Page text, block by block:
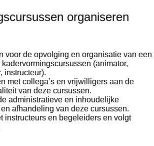
organiseren
voor de opvolging en organisatie van een
(animator,
instructeur).
met collega’s en vrijwilligers aan de
van deze cursussen.
administratieve en inhoudelijke
afhandeling van deze cursussen.
instructeurs en begeleiders en volgt